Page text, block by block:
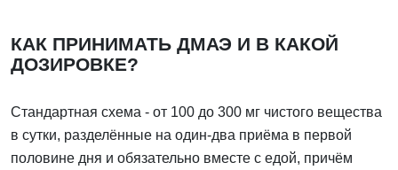
КАК ПРИНИМАТЬ ДМАЭ И В КАКОЙ
ДОЗИРОВКЕ?
Стандартная схема - от 100 до 300 мг чистого вещества
в сутки, разделённые на один-два приёма в первой
половине дня и обязательно вместе с едой, причём